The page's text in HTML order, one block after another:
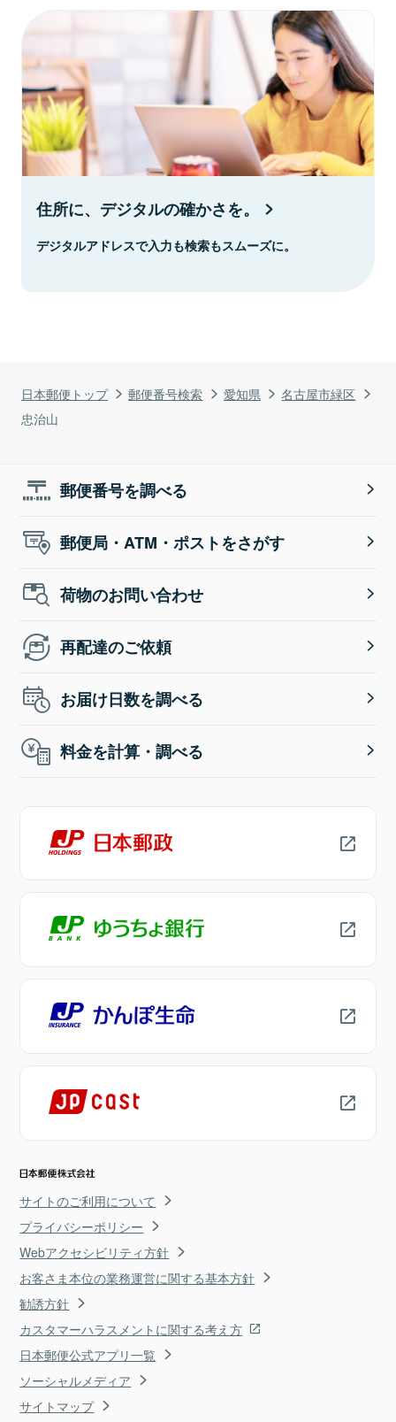
日本郵便トップ 郵便番号検索 愛知県
名古屋市緑区
忠治山
住所に、デジタルの確かさを。
デジタルアドレスで入力も検索もスムーズに。
郵便番号を調べる
郵便局・ATM・ポストをさがす
荷物のお問い合わせ
再配達のご依頼
お届け日数を調べる
料金を計算・調べる
サイトのご利用について
プライバシーポリシー
Webアクセシビリティ方針
お客さま本位の業務運営に関する基本方針
勧誘方針
カスタマーハラスメントに関する考え方
日本郵便公式アプリ一覧
ソーシャルメディア
サイトマップ